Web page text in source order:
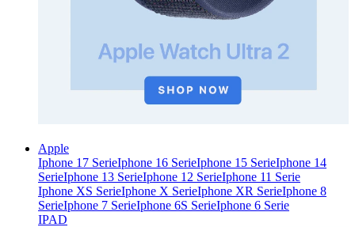
Apple
Iphone 17 SerieIphone 16 SerieIphone 15 SerieIphone 14
SerieIphone 13 SerieIphone 12 SerieIphone 11 Serie
Iphone XS SerieIphone X SerieIphone XR SerieIphone 8
SerieIphone 7 SerieIphone 6S SerieIphone 6 Serie
IPAD